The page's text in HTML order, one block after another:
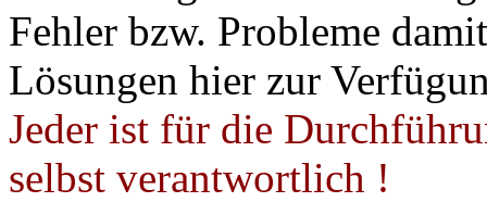
Fehler bzw. Probleme
Lösungen hier zur
Jeder ist für die
selbst verantwortlich !